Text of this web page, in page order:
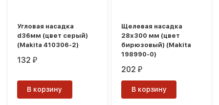
Угловая насадка
d36мм (цвет серый)
(Makita 410306-2)
132₽
В корзину
Щелевая насадка
28х300 мм (цвет
бирюзовый) (Makita
198990-0)
202₽
В корзину